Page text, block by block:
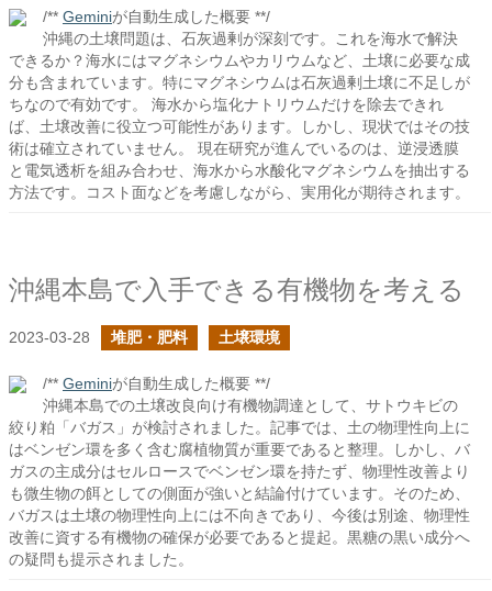
/** Geminiが自動生成した概要 **/
沖縄の土壌問題は、石灰過剰が深刻です。これを海水で解決
できるか？海水にはマグネシウムやカリウムなど、土壌に必要な成
分も含まれています。特にマグネシウムは石灰過剰土壌に不足しが
ちなので有効です。 海水から塩化ナトリウムだけを除去できれ
ば、土壌改善に役立つ可能性があります。しかし、現状ではその技
術は確立されていません。 現在研究が進んでいるのは、逆浸透膜
と電気透析を組み合わせ、海水から水酸化マグネシウムを抽出する
方法です。コスト面などを考慮しながら、実用化が期待されます。
沖縄本島で入手できる有機物を考える
2023-03-28 堆肥・肥料 土壌環境
/** Geminiが自動生成した概要 **/
沖縄本島での土壌改良向け有機物調達として、サトウキビの
絞り粕「バガス」が検討されました。記事では、土の物理性向上に
はベンゼン環を多く含む腐植物質が重要であると整理。しかし、バ
ガスの主成分はセルロースでベンゼン環を持たず、物理性改善より
も微生物の餌としての側面が強いと結論付けています。そのため、
バガスは土壌の物理性向上には不向きであり、今後は別途、物理性
改善に資する有機物の確保が必要であると提起。黒糖の黒い成分へ
の疑問も提示されました。